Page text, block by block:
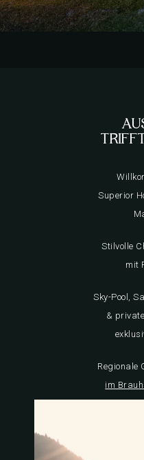
Superior
Stilvolle
mit
Sky-Pool,
&
Regionale
im